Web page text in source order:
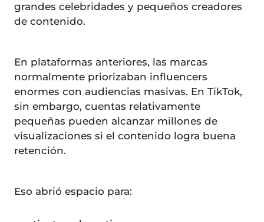
grandes celebridades y pequeños creadores
de contenido.
En plataformas anteriores, las marcas
normalmente priorizaban influencers
enormes con audiencias masivas. En TikTok,
sin embargo, cuentas relativamente
pequeñas pueden alcanzar millones de
visualizaciones si el contenido logra buena
retención.
Eso abrió espacio para: